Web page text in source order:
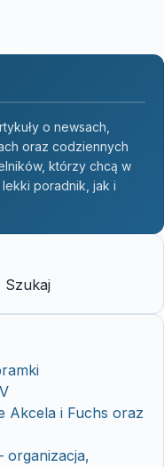
o newsach,
oraz codziennych
którzy chcą w
poradnik, jak i
Szukaj
Akcela i Fuchs oraz